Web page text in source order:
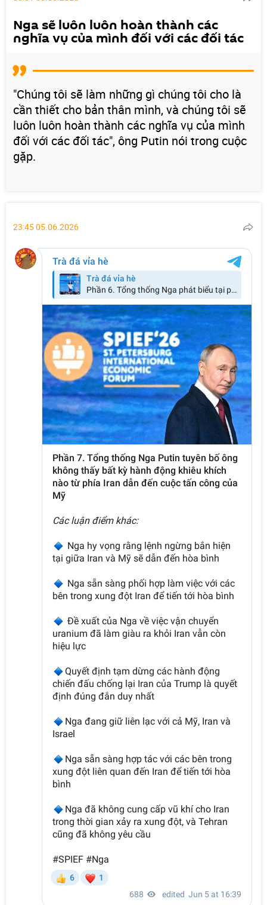
Nga sẽ luôn luôn hoàn thành các
nghĩa vụ của mình đối với các đối tác
"Chúng tôi sẽ làm những gì chúng tôi cho là
cần thiết cho bản thân mình, và chúng tôi sẽ
luôn luôn hoàn thành các nghĩa vụ của mình
đối với các đối tác", ông Putin nói trong cuộc
gặp.
23:45 05.06.2026